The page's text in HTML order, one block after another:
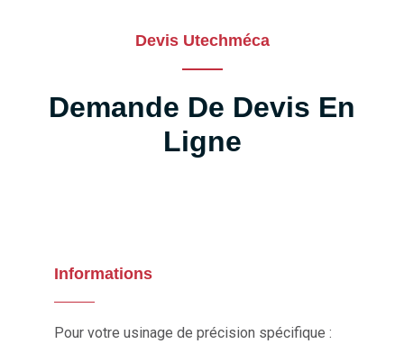
Devis Utechméca
Demande De Devis En
Ligne
Informations
Pour votre usinage de précision spécifique :